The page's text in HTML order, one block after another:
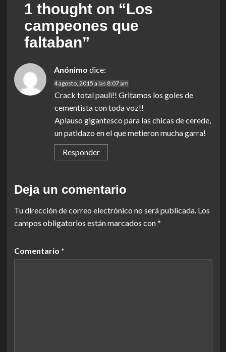
1 thought on “Los
campeones que
faltaban”
Anónimo dice:
4 agosto, 2015 a las 8:07 am
Crack total pauli!! Gritamos los goles de
cementista con toda voz!!
Aplauso gigantesco para las chicas de cerede,
un patidazo en el que metieron mucha garra!
Responder
Deja un comentario
Tu dirección de correo electrónico no será publicada. Los
campos obligatorios están marcados con*
Comentario *